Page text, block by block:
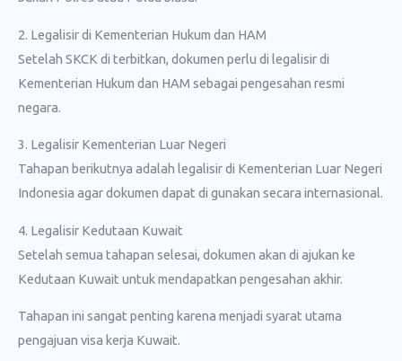
2. Legalisir di Kementerian Hukum dan HAM
Setelah SKCK di terbitkan, dokumen perlu di legalisir di
Kementerian Hukum dan HAM sebagai pengesahan resmi
negara.
3. Legalisir Kementerian Luar Negeri
Tahapan berikutnya adalah legalisir di Kementerian Luar Negeri
Indonesia agar dokumen dapat di gunakan secara internasional.
4. Legalisir Kedutaan Kuwait
Setelah semua tahapan selesai, dokumen akan di ajukan ke
Kedutaan Kuwait untuk mendapatkan pengesahan akhir.
Tahapan ini sangat penting karena menjadi syarat utama
pengajuan visa kerja Kuwait.